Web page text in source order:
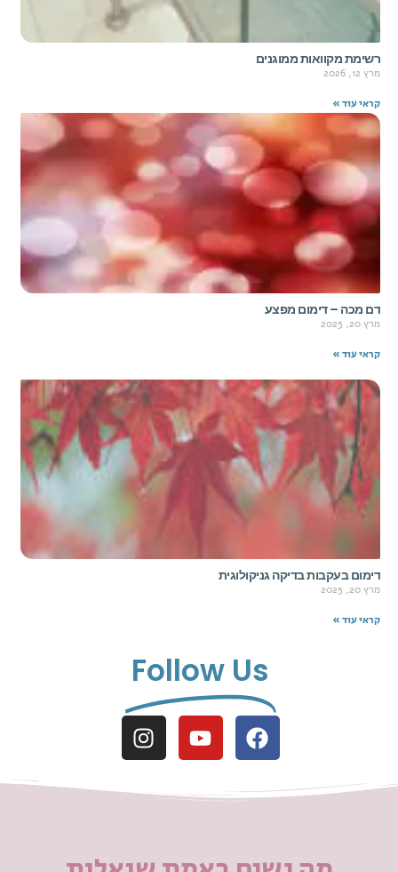
רשימת מקוואות ממוגנים
מרץ 12, 2026
קראי עוד »
דם מכה – דימום מפצע
מרץ 20, 2025
קראי עוד »
דימום בעקבות בדיקה גניקולוגית
מרץ 20, 2025
קראי עוד »
Follow Us